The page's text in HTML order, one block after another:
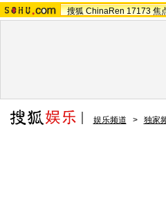
搜狐 ChinaRen 17173 焦
娱乐频道 > 独家